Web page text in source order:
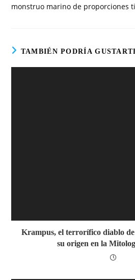
monstruo marino de proporciones
TAMBIÉN PODRÍA
Krampus, el terrorífico diablo
su origen en la